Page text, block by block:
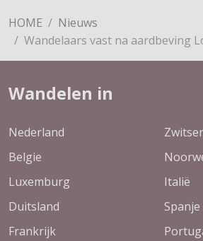
HOME
Nieuws
Wandelaars vast na aardbeving
Wandelen in
Nederland
Belgie
Luxemburg
Duitsland
Frankrijk
Italië
Spanje